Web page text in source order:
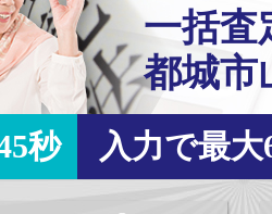
一括査
都城市
秒 入力で最大